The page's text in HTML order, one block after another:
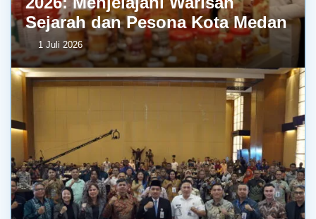
Sejarah dan Pesona Kota Medan
1 Juli 2026